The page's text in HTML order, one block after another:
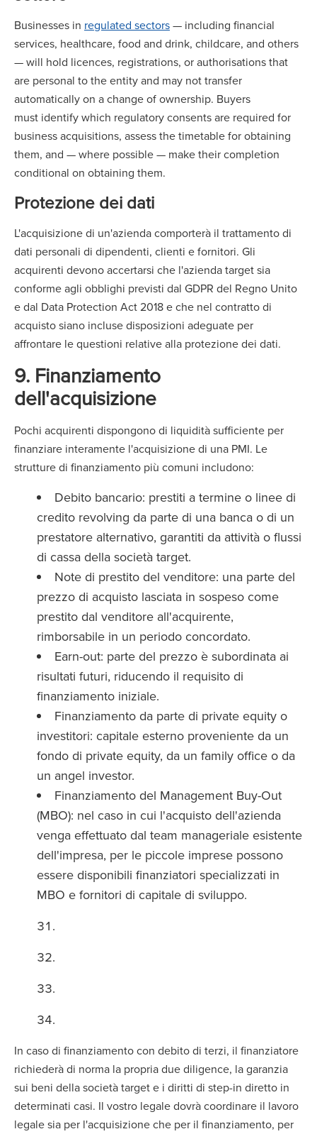
Businesses in regulated sectors— including financial
services, healthcare, food and drink, childcare, and others
— will hold licences, registrations, or authorisations that
are personal to the entity and may not transfer
automatically on a change of ownership. Buyers
must identify which regulatory consents are required for
business acquisitions, assess the timetable for obtaining
them, and — where possible — make their completion
conditional on obtaining them.
Protezione dei dati
L'acquisizione di un'azienda comporterà il trattamento di
dati personali di dipendenti, clienti e fornitori. Gli
acquirenti devono accertarsi che l'azienda target sia
conforme agli obblighi previsti dal GDPR del Regno Unito
e dal Data Protection Act 2018 e che nel contratto di
acquisto siano incluse disposizioni adeguate per
affrontare le questioni relative alla protezione dei dati.
9. Finanziamento
dell'acquisizione
Pochi acquirenti dispongono di liquidità sufficiente per
finanziare interamente l'acquisizione di una PMI. Le
strutture di finanziamento più comuni includono:
Debito bancario: prestiti a termine o linee di
credito revolving da parte di una banca o di un
prestatore alternativo, garantiti da attività o flussi
di cassa della società target.
Note di prestito del venditore: una parte del
prezzo di acquisto lasciata in sospeso come
prestito dal venditore all'acquirente,
rimborsabile in un periodo concordato.
Earn-out: parte del prezzo è subordinata ai
risultati futuri, riducendo il requisito di
finanziamento iniziale.
Finanziamento da parte di private equity o
investitori: capitale esterno proveniente da un
fondo di private equity, da un family office o da
un angel investor.
Finanziamento del Management Buy-Out
(MBO): nel caso in cui l'acquisto dell'azienda
venga effettuato dal team manageriale esistente
dell'impresa, per le piccole imprese possono
essere disponibili finanziatori specializzati in
MBO e fornitori di capitale di sviluppo.
In caso di finanziamento con debito di terzi, il finanziatore
richiederà di norma la propria due diligence, la garanzia
sui beni della società target e i diritti di step-in diretto in
determinati casi. Il vostro legale dovrà coordinare il lavoro
legale sia per l'acquisizione che per il finanziamento, per